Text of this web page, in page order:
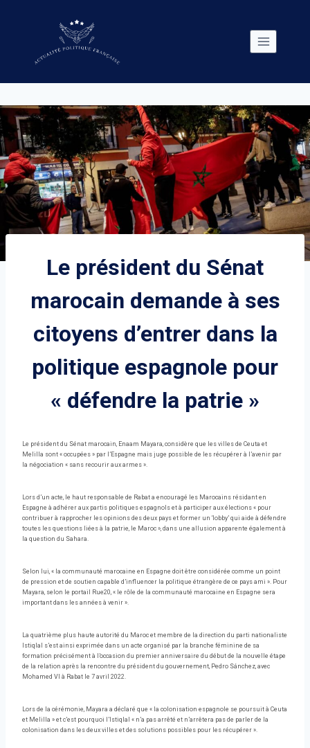
Le président du Sénat
marocain demande à ses
citoyens d’entrer dans la
politique espagnole pour
« défendre la patrie »
Le président du Sénat marocain, Enaam Mayara, considère que les villes de Ceuta et
Melilla sont « occupées » par l’Espagne mais juge possible de les récupérer à l’avenir par
la négociation « sans recourir aux armes ».
Lors d’un acte, le haut responsable de Rabat a encouragé les Marocains résidant en
Espagne à adhérer aux partis politiques espagnols et à participer aux élections « pour
contribuer à rapprocher les opinions des deux pays et former un ‘lobby’ qui aide à défendre
toutes les questions liées à la patrie, le Maroc », dans une allusion apparente également à
la question du Sahara.
Selon lui, « la communauté marocaine en Espagne doit être considérée comme un point
de pression et de soutien capable d’influencer la politique étrangère de ce pays ami ». Pour
Mayara, selon le portail Rue20, « le rôle de la communauté marocaine en Espagne sera
important dans les années à venir ».
La quatrième plus haute autorité du Maroc et membre de la direction du parti nationaliste
Istiqlal s’est ainsi exprimée dans un acte organisé par la branche féminine de sa
formation précisément à l’occasion du premier anniversaire du début de la nouvelle étape
de la relation après la rencontre du président du gouvernement, Pedro Sánchez, avec
Mohamed VI à Rabat le 7 avril 2022.
Lors de la cérémonie, Mayara a déclaré que « la colonisation espagnole se poursuit à Ceuta
et Melilla » et c’est pourquoi l’Istiqlal « n’a pas arrêté et n’arrêtera pas de parler de la
colonisation dans les deux villes et des solutions possibles pour les récupérer ».